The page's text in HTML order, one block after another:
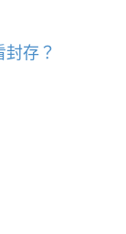
存？